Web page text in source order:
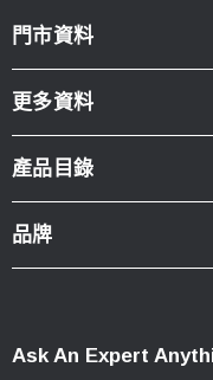
門市資料
更多資料
產品目錄
品牌
Ask An Expert